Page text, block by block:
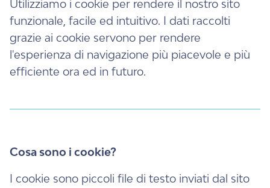
Utilizziamo i cookie per rendere il nostro sito
funzionale, facile ed intuitivo. I dati raccolti
grazie ai cookie servono per rendere
l'esperienza di navigazione più piacevole e più
efficiente ora ed in futuro.
Cosa sono i cookie?
I cookie sono piccoli file di testo inviati dal sito